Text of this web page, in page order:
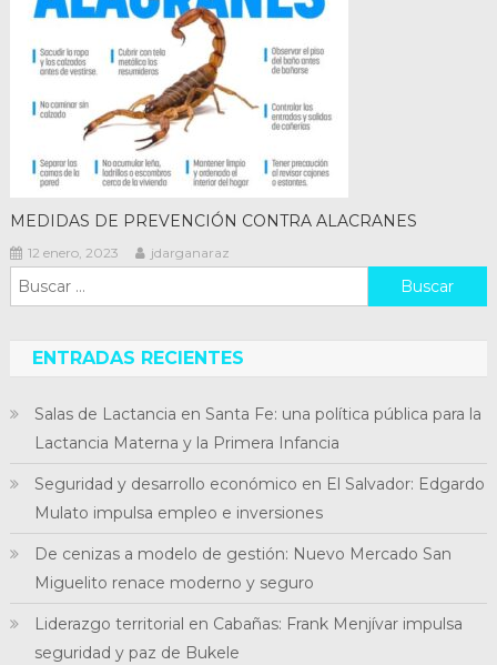
MEDIDAS DE PREVENCIÓN CONTRA ALACRANES
12 enero, 2023 jdarganaraz
Buscar:
ENTRADAS RECIENTES
Salas de Lactancia en Santa Fe: una política pública para la
Lactancia Materna y la Primera Infancia
Seguridad y desarrollo económico en El Salvador: Edgardo
Mulato impulsa empleo e inversiones
De cenizas a modelo de gestión: Nuevo Mercado San
Miguelito renace moderno y seguro
Liderazgo territorial en Cabañas: Frank Menjívar impulsa
seguridad y paz de Bukele